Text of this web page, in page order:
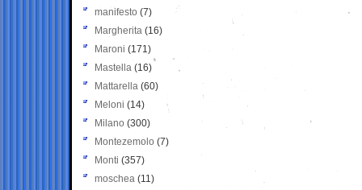
manifesto (7)
Margherita (16)
Maroni (171)
Mastella (16)
Mattarella (60)
Meloni (14)
Milano (300)
Montezemolo (7)
Monti (357)
moschea (11)